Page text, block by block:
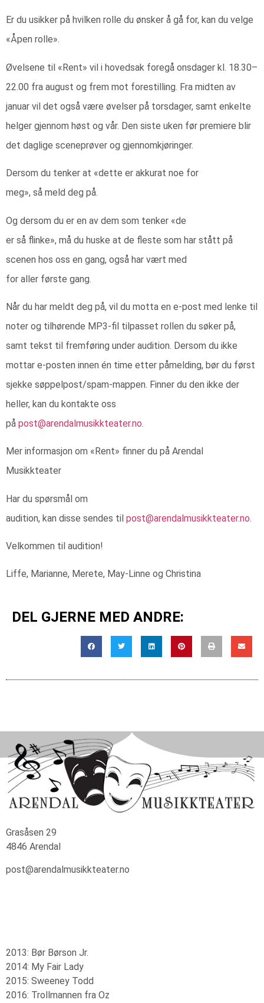
Er du usikker på hvilken rolle du ønsker å gå for, kan du velge
«Åpen rolle».
Øvelsene til «Rent» vil i hovedsak foregå onsdager kl. 18.30–
22.00 fra august og frem mot forestilling. Fra midten av
januar vil det også være øvelser på torsdager, samt enkelte
helger gjennom høst og vår. Den siste uken før premiere blir
det daglige sceneprøver og gjennomkjøringer.
Dersom du tenker at «dette er akkurat noe for
meg», så meld deg på.
Og dersom du er en av dem som tenker «de
er så flinke», må du huske at de fleste som har stått på
scenen hos oss en gang, også har vært med
for aller første gang.
Når du har meldt deg på, vil du motta en e-post med lenke til
noter og tilhørende MP3-fil tilpasset rollen du søker på,
samt tekst til fremføring under audition. Dersom du ikke
mottar e-posten innen én time etter påmelding, bør du først
sjekke søppelpost/spam-mappen. Finner du den ikke der
heller, kan du kontakte oss
på post@arendalmusikkteater.no.
Mer informasjon om «Rent» finner du på Arendal
Musikkteater
Har du spørsmål om
audition, kan disse sendes til post@arendalmusikkteater.no.
Velkommen til audition!
Liffe, Marianne, Merete, May-Linne og Christina
DEL GJERNE MED ANDRE:
Grasåsen 29
4846 Arendal
post@arendalmusikkteater.no
2013: Bør Børson Jr.
2014: My Fair Lady
2015: Sweeney Todd
2016: Trollmannen fra Oz